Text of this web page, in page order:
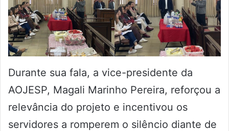
Durante sua fala, a vice-presidente da
AOJESP, Magali Marinho Pereira, reforçou a
relevância do projeto e incentivou os
servidores a romperem o silêncio diante de